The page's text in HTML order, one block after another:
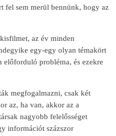
fel sem merül bennünk, hogy az
az év minden
egy-egy olyan témakört
előforduló probléma, és ezekre
megfogalmazni, csak két
az, ha van, akkor az a
nagyobb felelősséget
információt százszor